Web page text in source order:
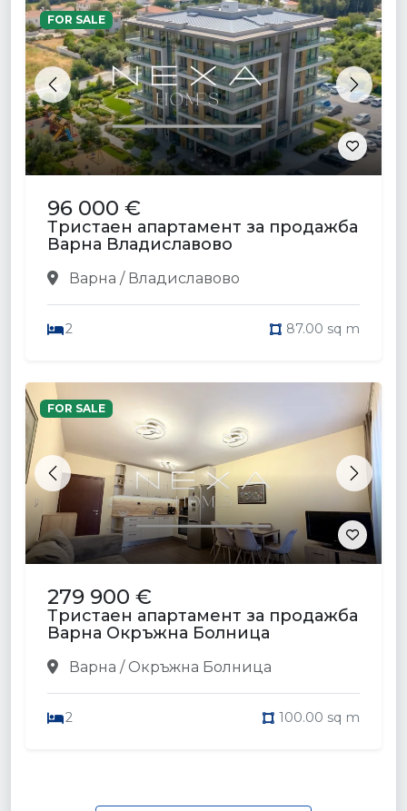
Previous Next
FOR SALE
96 000 €
Тристаен апартамент за продажба
Варна Владиславово
Варна / Владиславово
2 87.00 sq m
Previous Next
FOR SALE
279 900 €
Тристаен апартамент за продажба
Варна Окръжна Болница
Варна / Окръжна Болница
2 100.00 sq m